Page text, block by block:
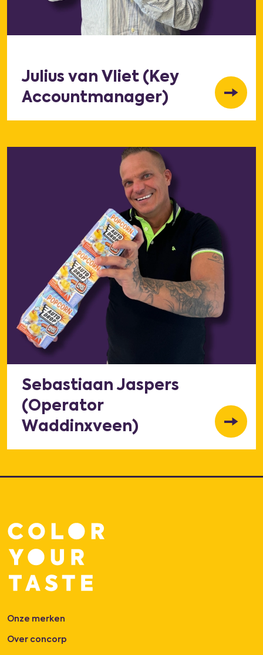
Julius van Vliet (Key
Accountmanager)
Sebastiaan Jaspers
(Operator
Waddinxveen)
Onze merken
Over concorp